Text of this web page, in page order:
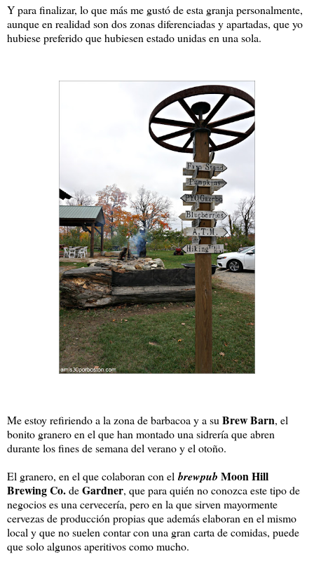
Y para finalizar, lo que más me gustó de esta granja personalmente,
aunque en realidad son dos zonas diferenciadas y apartadas, que yo
hubiese preferido que hubiesen estado unidas en una sola.
Me estoy refiriendo a la zona de barbacoa y a su Brew Barn, el
bonito granero en el que han montado una sidrería que abren
durante los fines de semana del verano y el otoño.
El granero, en el que colaboran con el brewpub Moon Hill
Brewing Co.deGardner, que para quién no conozca este tipo de
negocios es una cervecería, pero en la que sirven mayormente
cervezas de producción propias que además elaboran en el mismo
local y que no suelen contar con una gran carta de comidas, puede
que solo algunos aperitivos como mucho.